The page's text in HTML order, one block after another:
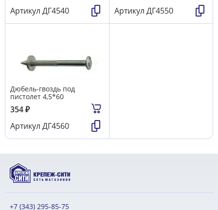
Артикул ДГ4540
Артикул ДГ4550
Дюбель-гвоздь под
пистолет 4,5*60
354₽
Артикул ДГ4560
+7 (343) 295-85-75